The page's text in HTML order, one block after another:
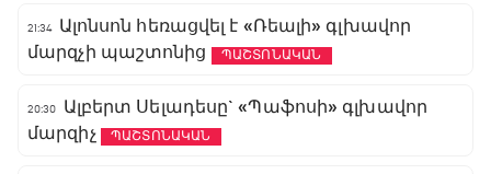
21:34 Ալոնսոն հեռացվել է «Ռեալի» գլխավոր
մարզչի պաշտոնից
ՊԱՇՏՈՆԱԿԱՆ
20:30
Ալբերտ Սելադեսը` «Պաֆոսի» գլխավոր
մարզիչ
ՊԱՇՏՈՆԱԿԱՆ